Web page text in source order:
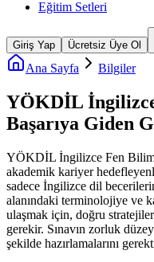
Eğitim Setleri
Giriş Yap Ücretsiz Üye Ol
Ana Sayfa Bilgiler
YÖKDİL
Başarıya Giden
YÖKDİL İngilizce Fen
akademik kariyer
sadece İngilizce dil
alanındaki terminolojiye ve
ulaşmak için, doğru
gerekir. Sınavın zorluk
şekilde hazırlamalarını